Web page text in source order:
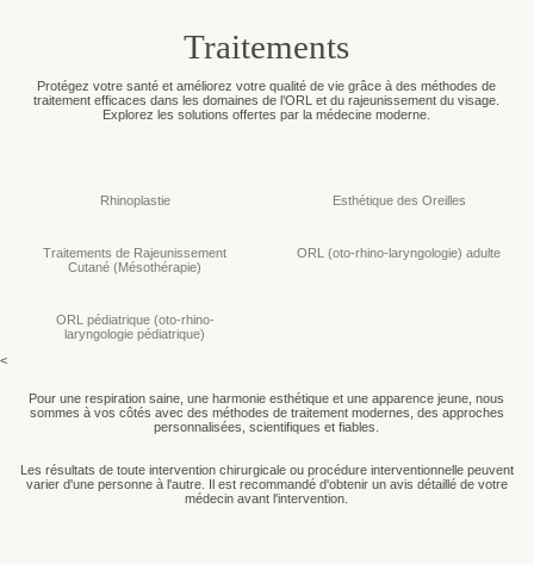
Traitements
Protégez votre santé et améliorez votre qualité de vie grâce à des méthodes de
traitement efficaces dans les domaines de l’ORL et du rajeunissement du visage.
Explorez les solutions offertes par la médecine moderne.
Rhinoplastie Esthétique des Oreilles
Traitements de Rajeunissement
Cutané (Mésothérapie)
ORL (oto-rhino-laryngologie) adulte
ORL pédiatrique (oto-rhino-
laryngologie pédiatrique)
<
Pour une respiration saine, une harmonie esthétique et une apparence jeune, nous
sommes à vos côtés avec des méthodes de traitement modernes, des approches
personnalisées, scientifiques et fiables.
Les résultats de toute intervention chirurgicale ou procédure interventionnelle peuvent
varier d'une personne à l'autre. Il est recommandé d'obtenir un avis détaillé de votre
médecin avant l'intervention.